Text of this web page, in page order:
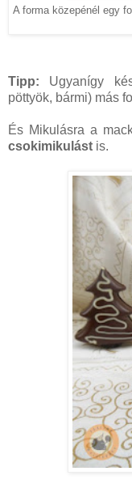
A forma közepénél egy
Tipp: Ugyanígy
pöttyök, bármi) más
És Mikulásra a
csokimikulást is.